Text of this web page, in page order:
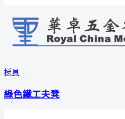
梯具
綠色鐵工夫凳